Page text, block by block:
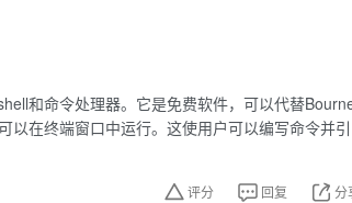
和命令处理器。它是免费软件，可以代替
以在终端窗口中运行。这使用户可以编写命令并引
评分 回复 分